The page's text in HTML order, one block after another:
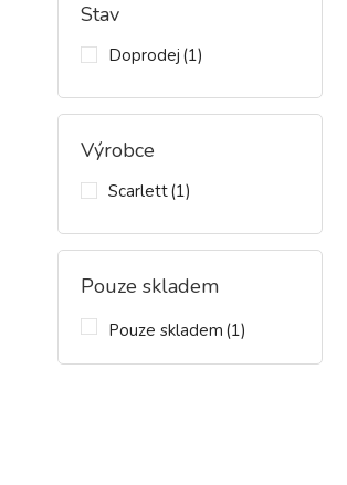
Stav
Doprodej (1)
Výrobce
Scarlett(1)
Pouze skladem
Pouze skladem (1)